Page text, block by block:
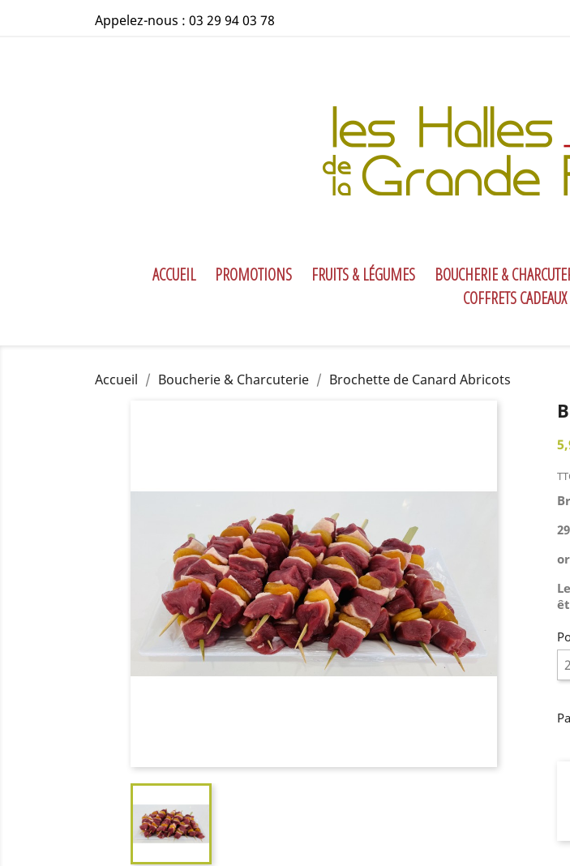
Appelez-nous : 03 29 94 03 78
ACCUEIL PROMOTIONS FRUITS & LÉGUMES BOUCHERIE &
COFFRETS CADEAUX
Accueil Boucherie & Charcuterie Brochette de Canard Abricots